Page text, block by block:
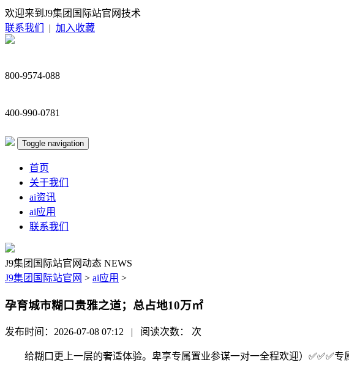
欢迎来到J9集团国际站官网技术
联系我们
| 加入收藏
800-9574-088
400-990-0781
Toggle navigation
首页
关于我们
ai资讯
ai应用
联系我们
J9集团国际站官网动态 NEWS
J9集团国际站官网 > ai应用 >
孕育城市糊口贵雅之道；总占地10万㎡
发布时间：2026-07-08 07:12 | 阅读次数： 次
给糊口更上一层的奢适体验。卑享专属置业参谋一对一全程欢迎）✅✅✅专